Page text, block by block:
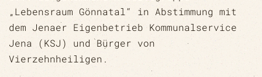
„Lebensraum Gönnatal“ in Abstimmung mit
dem Jenaer Eigenbetrieb Kommunalservice
Jena (KSJ) und Bürger von
Vierzehnheiligen.